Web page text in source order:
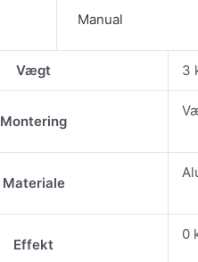
Manual
Vægt 3
Montering
Materiale
Effekt
0